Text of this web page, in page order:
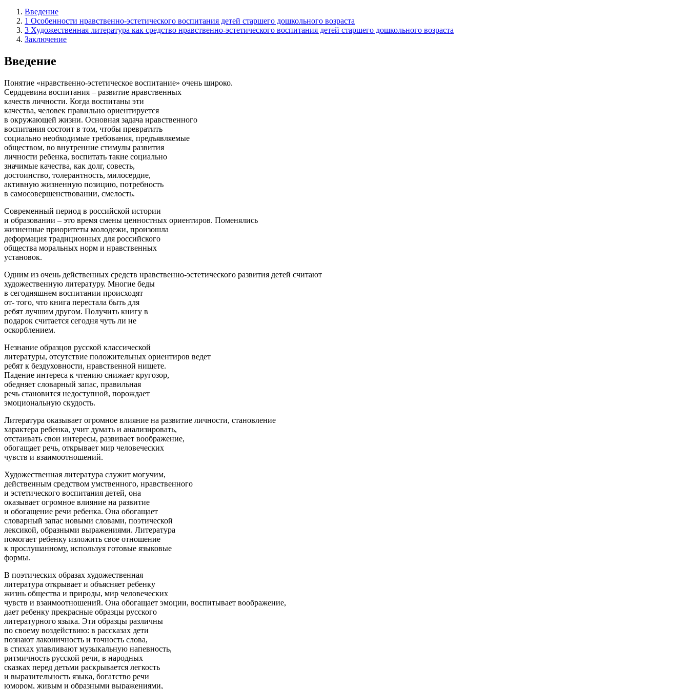
Введение
1 Особенности нравственно-эстетического воспитания детей старшего дошкольного возраста
3 Художественная литература как средство нравственно-эстетического воспитания детей старшего дошкольного возраста
Заключение
Введение
Понятие «нравственно-эстетическое воспитание» очень широко.
Сердцевина воспитания – развитие нравственных
качеств личности. Когда воспитаны эти
качества, человек правильно ориентируется
в окружающей жизни. Основная задача нравственного
воспитания состоит в том, чтобы превратить
социально необходимые требования, предъявляемые
обществом, во внутренние стимулы развития
личности ребенка, воспитать такие социально
значимые качества, как долг, совесть,
достоинство, толерантность, милосердие,
активную жизненную позицию, потребность
в самосовершенствовании, смелость.
Современный период в российской истории
и образовании – это время смены ценностных ориентиров. Поменялись
жизненные приоритеты молодежи, произошла
деформация традиционных для российского
общества моральных норм и нравственных
установок.
Одним из очень действенных средств нравственно-эстетического развития детей считают
художественную литературу. Многие беды
в сегодняшнем воспитании происходят
от- того, что книга перестала быть для
ребят лучшим другом. Получить книгу в
подарок считается сегодня чуть ли не
оскорблением.
Незнание образцов русской классической
литературы, отсутствие положительных ориентиров ведет
ребят к бездуховности, нравственной нищете.
Падение интереса к чтению снижает кругозор,
обедняет словарный запас, правильная
речь становится недоступной, порождает
эмоциональную скудость.
Литература оказывает огромное влияние на развитие личности, становление
характера ребенка, учит думать и анализировать,
отстаивать свои интересы, развивает воображение,
обогащает речь, открывает мир человеческих
чувств и взаимоотношений.
Художественная литература служит могучим,
действенным средством умственного, нравственного
и эстетического воспитания детей, она
оказывает огромное влияние на развитие
и обогащение речи ребенка. Она обогащает
словарный запас новыми словами, поэтической
лексикой, образными выражениями. Литература
помогает ребенку изложить свое отношение
к прослушанному, используя готовые языковые
формы.
В поэтических образах художественная
литература открывает и объясняет ребенку
жизнь общества и природы, мир человеческих
чувств и взаимоотношений. Она обогащает эмоции, воспитывает воображение,
дает ребенку прекрасные образцы русского
литературного языка. Эти образцы различны
по своему воздействию: в рассказах дети
познают лаконичность и точность слова,
в стихах улавливают музыкальную напевность,
ритмичность русской речи, в народных
сказках перед детьми раскрывается легкость
и выразительность языка, богатство речи
юмором, живым и образными выражениями,